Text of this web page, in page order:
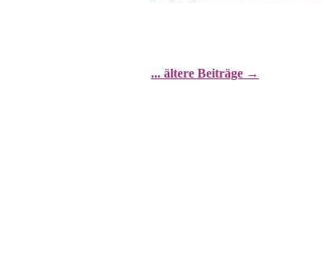
... ältere Beiträge →